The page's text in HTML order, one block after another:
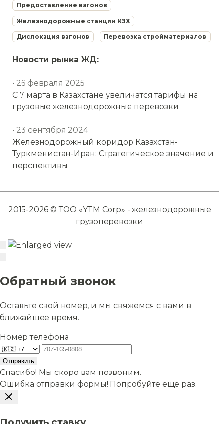
Предоставление вагонов
Железнодорожные станции КЗХ
Дислокация вагонов Перевозка стройматериалов
Новости рынка ЖД:
• 26 февраля 2025
С 7 марта в Казахстане увеличатся тарифы на
грузовые железнодорожные перевозки
• 23 сентября 2024
Железнодорожный коридор Казахстан-
Туркменистан-Иран: Стратегическое значение и
перспективы
2015-2026 © ТОО «YTM Corp» - железнодорожные
грузоперевозки
Обратный звонок
Оставьте свой номер, и мы свяжемся с вами в
ближайшее время.
Номер телефона
Отправить
Спасибо! Мы скоро вам позвоним.
Ошибка отправки формы! Попробуйте еще раз.
Получить ставку